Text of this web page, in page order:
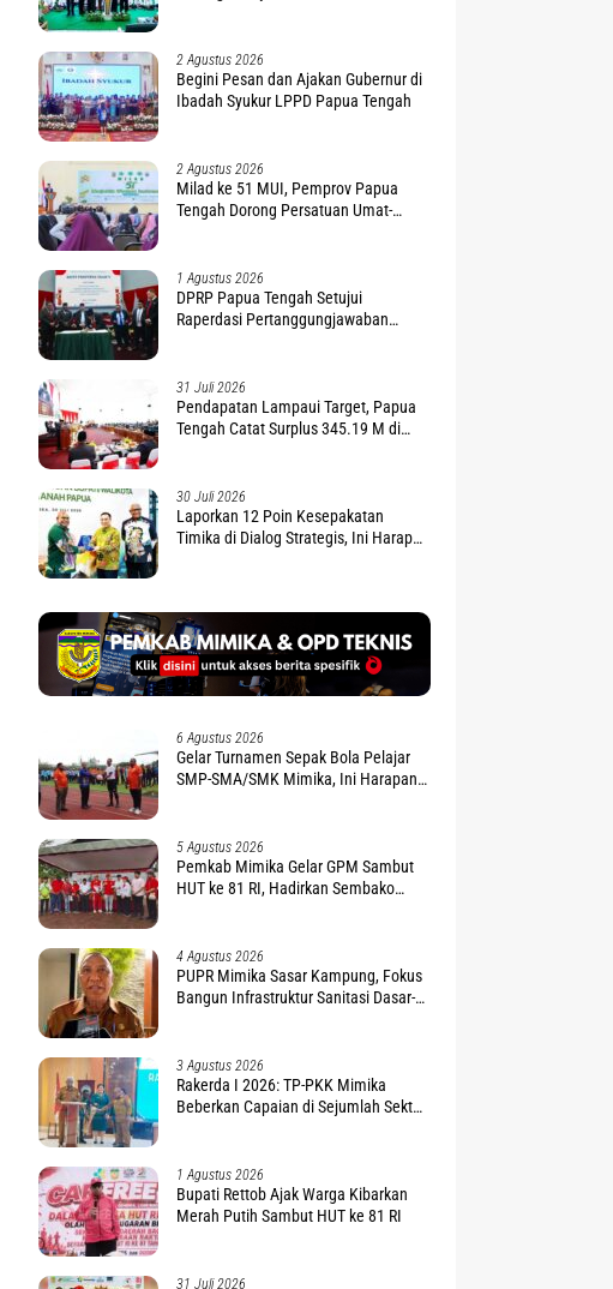
2 Agustus 2026
Begini Pesan dan Ajakan Gubernur di
Ibadah Syukur LPPD Papua Tengah
2 Agustus 2026
Milad ke 51 MUI, Pemprov Papua
Tengah Dorong Persatuan Umat-
1 Agustus 2026
DPRP Papua Tengah Setujui
Raperdasi Pertanggungjawaban
31 Juli 2026
Pendapatan Lampaui Target, Papua
Tengah Catat Surplus 345.19 M di
30 Juli 2026
Laporkan 12 Poin Kesepakatan
Timika di Dialog Strategis, Ini Harapan
6 Agustus 2026
Gelar Turnamen Sepak Bola Pelajar
SMP-SMA/SMK Mimika, Ini Harapan
5 Agustus 2026
Pemkab Mimika Gelar GPM Sambut
HUT ke 81 RI, Hadirkan Sembako
4 Agustus 2026
PUPR Mimika Sasar Kampung, Fokus
Bangun Infrastruktur Sanitasi Dasar-
3 Agustus 2026
Rakerda I 2026: TP-PKK Mimika
Beberkan Capaian di Sejumlah Sektor
1 Agustus 2026
Bupati Rettob Ajak Warga Kibarkan
Merah Putih Sambut HUT ke 81 RI
31 Juli 2026